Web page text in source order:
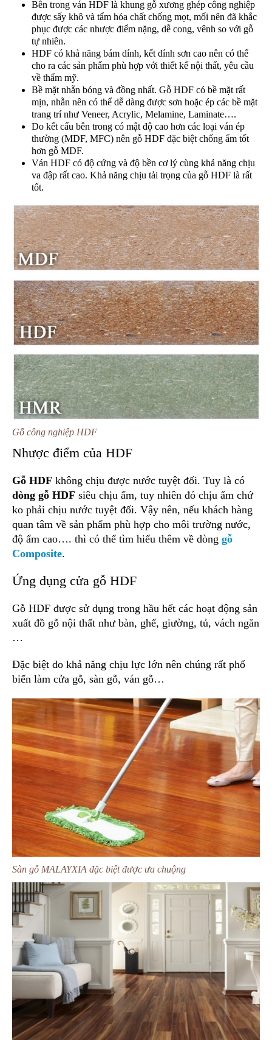
Bên trong ván HDF là khung gỗ xương ghép công nghiệp
được sấy khô và tẩm hóa chất chống mọt, mối nên đã khắc
phục được các nhược điểm nặng, dễ cong, vênh so với gỗ
tự nhiên.
HDF có khả năng bám dính, kết dính sơn cao nên có thể
cho ra các sản phẩm phù hợp với thiết kế nội thất, yêu cầu
về thẩm mỹ.
Bề mặt nhẵn bóng và đồng nhất. Gỗ HDF có bề mặt rất
mịn, nhẵn nên có thể dễ dàng được sơn hoặc ép các bề mặt
trang trí như Veneer, Acrylic, Melamine, Laminate….
Do kết cấu bên trong có mật độ cao hơn các loại ván ép
thường (MDF, MFC) nên gỗ HDF đặc biệt chống ẩm tốt
hơn gỗ MDF.
Ván HDF có độ cứng và độ bền cơ lý cùng khả năng chịu
va đập rất cao. Khả năng chịu tải trọng của gỗ HDF là rất
tốt.
Gỗ công nghiệp HDF
Nhược điểm của HDF
Gỗ HDF không chịu được nước tuyệt đối. Tuy là có
dòng gỗ HDF siêu chịu ẩm, tuy nhiên đó chịu ẩm chứ
ko phải chịu nước tuyệt đối. Vậy nên, nếu khách hàng
quan tâm về sản phẩm phù hợp cho môi trường nước,
độ ẩm cao…. thì có thể tìm hiểu thêm về dòng gỗ
Composite.
Ứng dụng cửa gỗ HDF
Gỗ HDF được sử dụng trong hầu hết các hoạt động sản
xuất đồ gỗ nội thất như bàn, ghế, giường, tủ, vách ngăn
…
Đặc biệt do khả năng chịu lực lớn nên chúng rất phổ
biến làm cửa gỗ, sàn gỗ, ván gỗ…
Sàn gỗ MALAYXIA đặc biệt được ưa chuộng